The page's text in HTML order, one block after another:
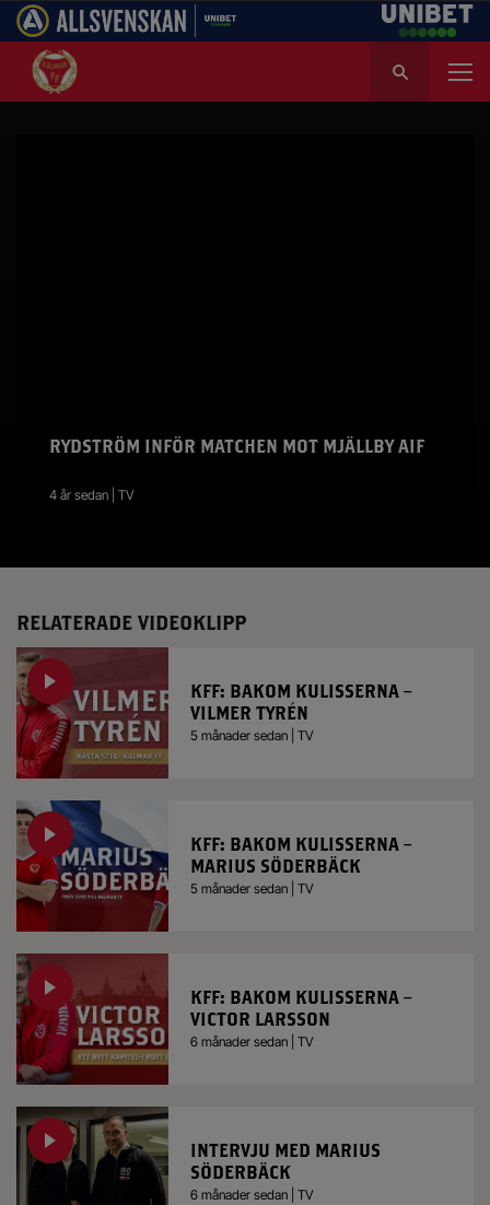
k
RYDSTRÖM INFÖR MATCHEN MOT MJÄLLBY AIF
4 år sedan | TV
RELATERADE VIDEOKLIPP
KFF: BAKOM KULISSERNA –
VILMER TYRÉN
5 månader sedan | TV
KFF: BAKOM KULISSERNA –
MARIUS SÖDERBÄCK
5 månader sedan | TV
KFF: BAKOM KULISSERNA –
VICTOR LARSSON
6 månader sedan | TV
INTERVJU MED MARIUS
SÖDERBÄCK
6 månader sedan | TV